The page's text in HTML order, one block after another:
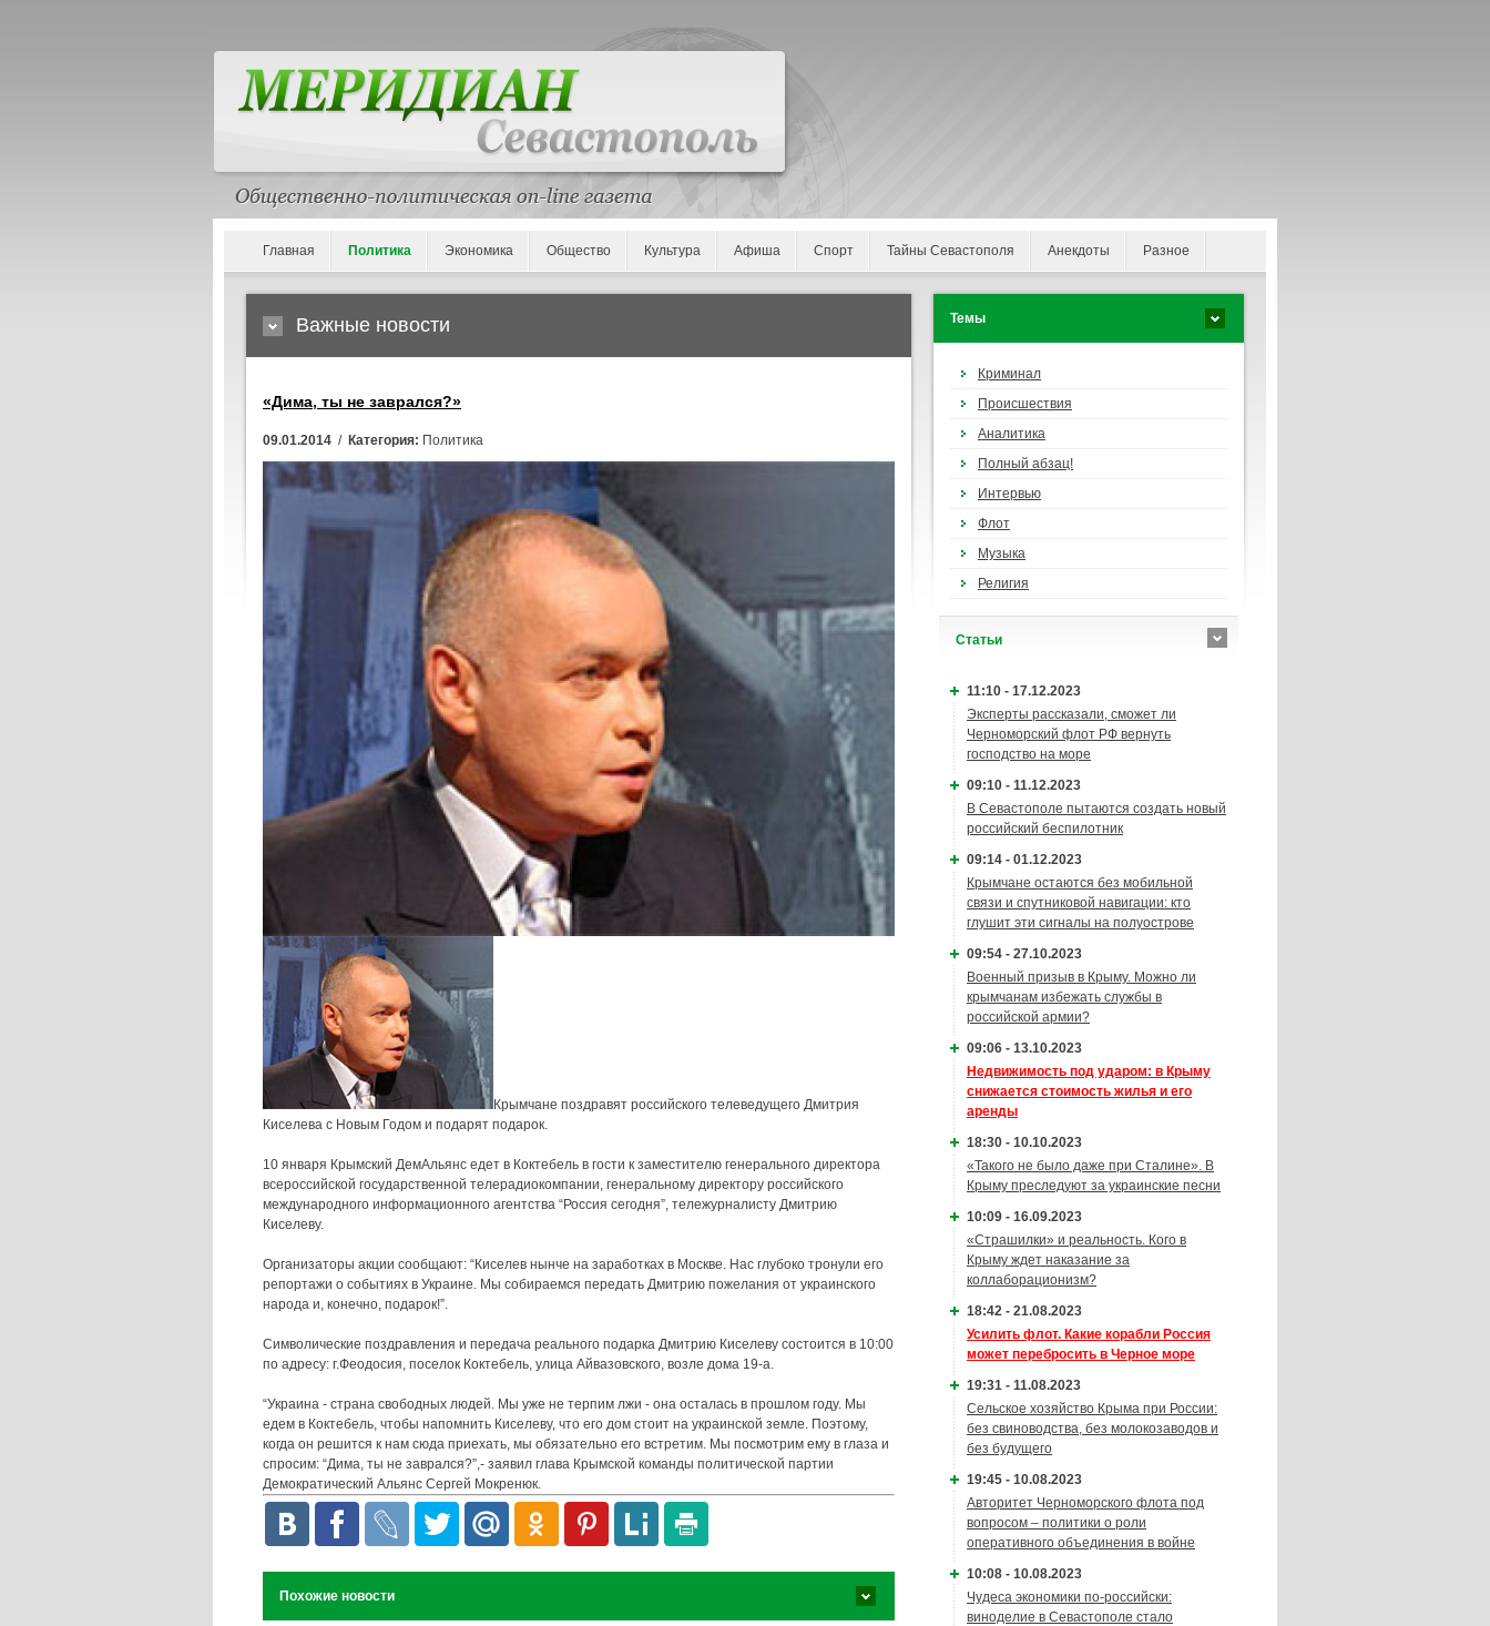
Главная Политика Экономика Общество Культура Афиша Спорт Тайны Севастополя Анекдоты Разное
Важные новости
«Дима, ты не заврался?»
09.01.2014 / Категория: Политика
Крымчане поздравят российского телеведущего Дмитрия
Киселева с Новым Годом и подарят подарок.
10 января Крымский ДемАльянс едет в Коктебель в гости к заместителю генерального директора
всероссийской государственной телерадиокомпании, генеральному директору российского
международного информационного агентства “Россия сегодня”, тележурналисту Дмитрию
Киселеву.
Организаторы акции сообщают: “Киселев нынче на заработках в Москве. Нас глубоко тронули его
репортажи о событиях в Украине. Мы собираемся передать Дмитрию пожелания от украинского
народа и, конечно, подарок!”.
Символические поздравления и передача реального подарка Дмитрию Киселеву состоится в 10:00
по адресу: г.Феодосия, поселок Коктебель, улица Айвазовского, возле дома 19-а.
“Украина - страна свободных людей. Мы уже не терпим лжи - она осталась в прошлом году. Мы
едем в Коктебель, чтобы напомнить Киселеву, что его дом стоит на украинской земле. Поэтому,
когда он решится к нам сюда приехать, мы обязательно его встретим. Мы посмотрим ему в глаза и
спросим: “Дима, ты не заврался?”,- заявил глава Крымской команды политической партии
Демократический Альянс Сергей Мокренюк.
Похожие новости
Темы
Криминал
Происшествия
Аналитика
Полный абзац!
Интервью
Флот
Музыка
Религия
Cтатьи
11:10 - 17.12.2023
Эксперты рассказали, сможет ли
Черноморский флот РФ вернуть
господство на море
09:10 - 11.12.2023
В Севастополе пытаются создать новый
российский беспилотник
09:14 - 01.12.2023
Крымчане остаются без мобильной
связи и спутниковой навигации: кто
глушит эти сигналы на полуострове
09:54 - 27.10.2023
Военный призыв в Крыму. Можно ли
крымчанам избежать службы в
российской армии?
09:06 - 13.10.2023
Недвижимость под ударом: в Крыму
снижается стоимость жилья и его
аренды
18:30 - 10.10.2023
«Такого не было даже при Сталине». В
Крыму преследуют за украинские песни
10:09 - 16.09.2023
«Страшилки» и реальность. Кого в
Крыму ждет наказание за
коллаборационизм?
18:42 - 21.08.2023
Усилить флот. Какие корабли Россия
может перебросить в Черное море
19:31 - 11.08.2023
Сельское хозяйство Крыма при России:
без свиноводства, без молокозаводов и
без будущего
19:45 - 10.08.2023
Авторитет Черноморского флота под
вопросом – политики о роли
оперативного объединения в войне
10:08 - 10.08.2023
Чудеса экономики по-российски:
виноделие в Севастополе стало